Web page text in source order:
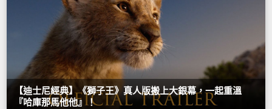
【迪士尼經典】《獅子王》真人版搬上大銀幕，一起重溫
『哈庫那馬他他』！